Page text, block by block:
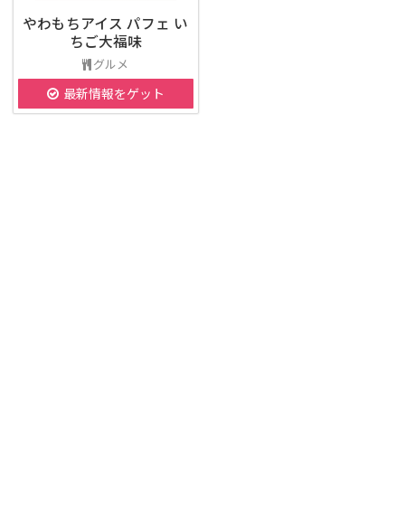
やわもちアイス パフェ い
ちご大福味
グルメ
最新情報をゲット